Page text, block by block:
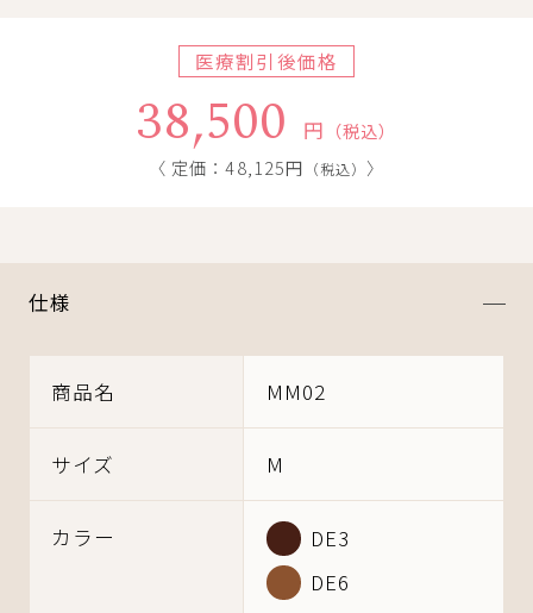
医療割引後価格
38,500 円 （税込）
〈 定価：48,125円 （税込） 〉
仕様
商品名 MM02
サイズ M
カラー
DE3
DE6